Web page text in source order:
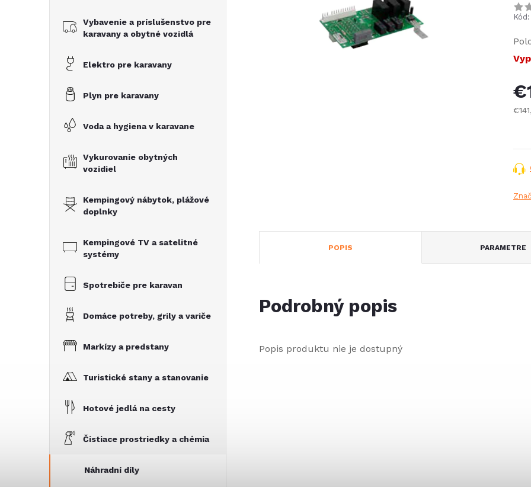
Vybavenie a príslušenstvo pre
karavany a obytné vozidlá
Elektro pre karavany
Plyn pre karavany
Voda a hygiena v karavane
Vykurovanie obytných
vozidiel
Kempingový nábytok, plážové
doplnky
Kempingové TV a satelitné
systémy
Spotrebiče pre karavan
Domáce potreby, grily a variče
Markízy a predstany
Turistické stany a stanovanie
Hotové jedlá na cesty
Čistiace prostriedky a chémia
Náhradní díly
Kód:
POPIS PARAMETRE
Podrobný popis
Popis produktu nie je dostupný